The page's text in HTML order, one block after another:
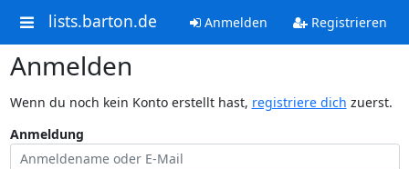
lists.barton.de Anmelden Registrieren
Anmelden
Wenn du noch kein Konto erstellt hast, registriere dich zuerst.
Anmeldung